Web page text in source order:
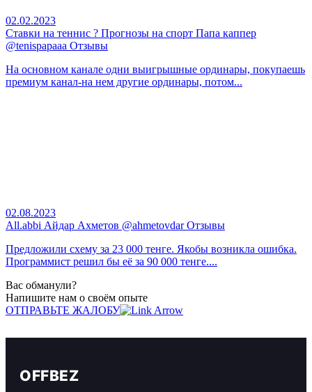
02.02.2023
Ставки на теннис ? Прогнозы на спорт Папа каппер
@tenispapaaa Отзывы
На основном канале одни выигрышные ординары, покупаешь
премиум канал-на нем другие ординары, потом...
02.08.2023
All.abbi Айдар Ахметов @ahmetovdar Отзывы
Предложили схему за 23 000 тенге. Якобы возникла ошибка.
Программист решил бы её за 90 000 тенге....
Вас обманули?
Напишите нам о своём опыте
ОТПРАВЬТЕ ЖАЛОБУ
OFFBEZ